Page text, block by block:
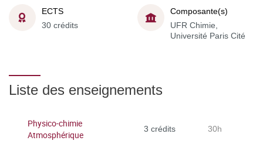
ECTS
30 crédits
Composante(s)
UFR Chimie,
Université Paris Cité
Liste des enseignements
Physico-chimie
Atmosphérique
3 crédits 30h